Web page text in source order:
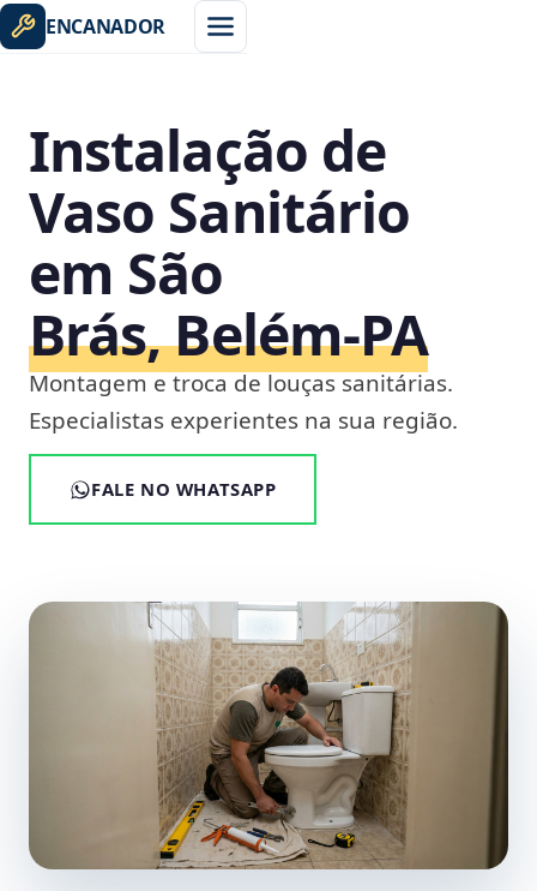
ENCANADOR
Instalação de
Vaso Sanitário
em São
Brás, Belém‑PA
Montagem e troca de louças sanitárias.
Especialistas experientes na sua região.
FALE NO WHATSAPP